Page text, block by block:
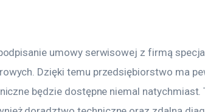
umowy serwisowej z firmą
Dzięki temu przedsiębiorstwo ma
będzie dostępne niemal natychmiast.